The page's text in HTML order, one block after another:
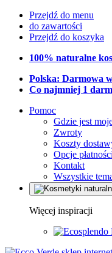
Przejdź do menu
do zawartości
Przejdź do koszyka
100% naturalne
Polska: Darmowa
Co najmniej 1
Pomoc
Gdzie jest
Zwroty
Koszty
Opcje płatności
Kontakt
Wszystkie
Więcej inspiracji